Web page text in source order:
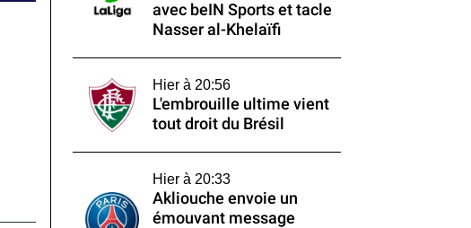
avec beIN Sports et tacle
Nasser al-Khelaïfi
Hier à 20:56
L'embrouille ultime vient
tout droit du Brésil
Hier à 20:33
Akliouche envoie un
émouvant message